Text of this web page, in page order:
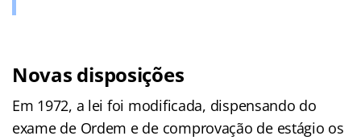
Novas disposições
Em 1972, a lei foi modificada, dispensando do
exame de Ordem e de comprovação de estágio os